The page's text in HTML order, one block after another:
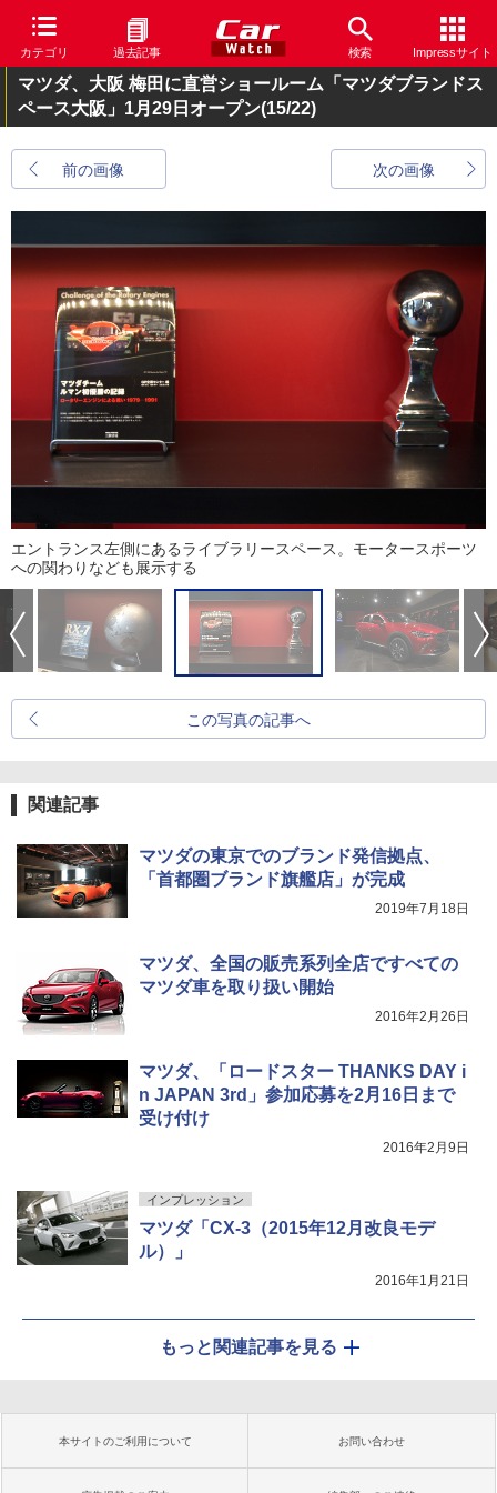
カテゴリ 過去記事 検索 Impressサイト
マツダ、大阪 梅田に直営ショールーム「マツダブランドス
ペース大阪」1月29日オープン(15/22)
前の画像 次の画像
エントランス左側にあるライブラリースペース。モータースポーツ
への関わりなども展示する
この写真の記事へ
関連記事
マツダの東京でのブランド発信拠点、
「首都圏ブランド旗艦店」が完成
2019年7月18日
マツダ、全国の販売系列全店ですべての
マツダ車を取り扱い開始
2016年2月26日
マツダ、「ロードスター THANKS DAY i
n JAPAN 3rd」参加応募を2月16日まで
受け付け
2016年2月9日
インプレッション
マツダ「CX-3（2015年12月改良モデ
ル）」
2016年1月21日
もっと関連記事を見る
本サイトのご利用について お問い合わせ